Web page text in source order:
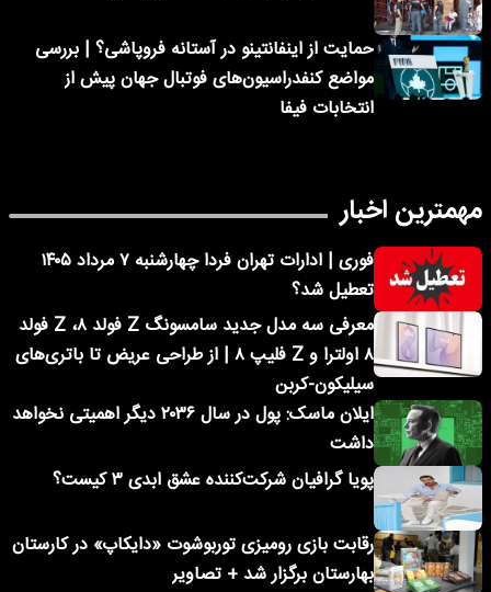
حمایت از اینفانتینو در آستانه فروپاشی؟ | بررسی
مواضع کنفدراسیون‌های فوتبال جهان پیش از
انتخابات فیفا
مهمترین اخبار
فوری | ادارات تهران فردا چهارشنبه ۷ مرداد ۱۴۰۵
تعطیل شد؟
معرفی سه مدل جدید سامسونگ Z فولد ۸، Z فولد
۸ اولترا و Z فلیپ ۸ | از طراحی عریض تا باتری‌های
سیلیکون-کربن
ایلان ماسک: پول در سال ۲۰۳۶ دیگر اهمیتی نخواهد
داشت
پویا گرافیان شرکت‌کننده عشق ابدی ۳ کیست؟
رقابت بازی رومیزی توربوشوت «دایکاپ» در کارستان
بهارستان برگزار شد + تصاویر